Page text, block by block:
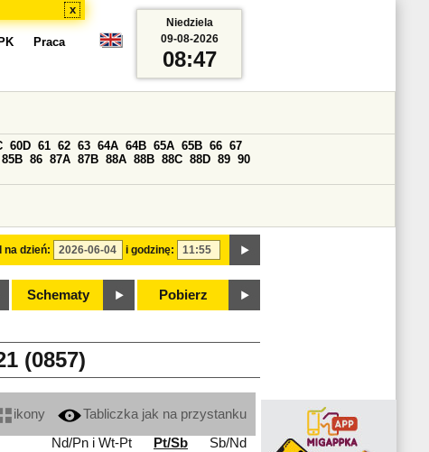
x
Praca
na dzień: i godzinę:
60D 61 62 63 64A 64B 65A 65B 66 67
85B 86 87A 87B 88A 88B 88C 88D 89 90
Schematy Pobierz
Niedziela
09-08-2026
08:47
(0857)
ikony
Tabliczka jak na przystanku
Nd/Pn i Wt-Pt
Pt/Sb
Sb/Nd